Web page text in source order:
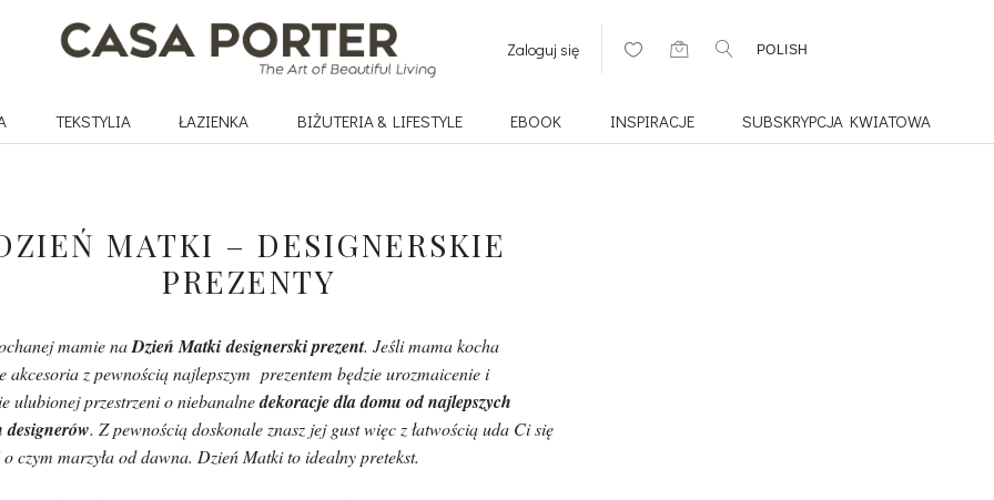
Zaloguj się POLISH
TEKSTYLIA ŁAZIENKA BIŻUTERIA & LIFESTYLE EBOOK INSPIRACJE SUBSKRYPCJA KWIATOWA
MATKI – DESIGNERSKIE
PREZENTY
mamie naDzień Matki designerski prezent. Jeśli mama kocha
akcesoria z pewnością najlepszym prezentem będzie urozmaicenie i
ulubionej przestrzeni o niebanalnedekoracje dla domu od najlepszych
designerów. Z pewnością doskonale znasz jej gust więc z łatwością uda Ci się
czym marzyła od dawna. Dzień Matki to idealny pretekst.